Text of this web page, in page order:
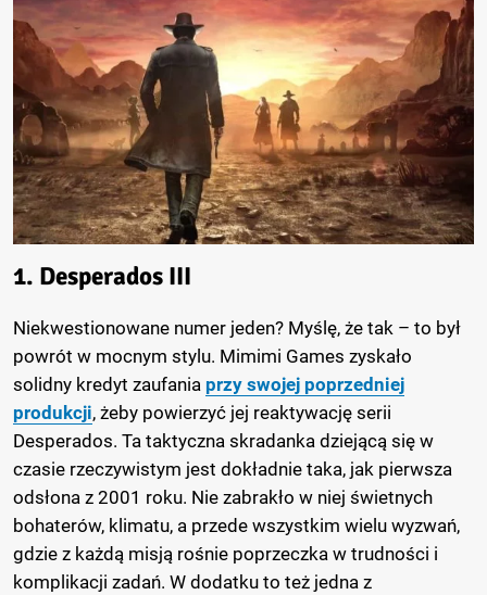
1. Desperados III
Niekwestionowane numer jeden? Myślę, że tak – to był
powrót w mocnym stylu. Mimimi Games zyskało
solidny kredyt zaufania przy swojej poprzedniej
produkcji, żeby powierzyć jej reaktywację serii
Desperados. Ta taktyczna skradanka dziejącą się w
czasie rzeczywistym jest dokładnie taka, jak pierwsza
odsłona z 2001 roku. Nie zabrakło w niej świetnych
bohaterów, klimatu, a przede wszystkim wielu wyzwań,
gdzie z każdą misją rośnie poprzeczka w trudności i
komplikacji zadań. W dodatku to też jedna z